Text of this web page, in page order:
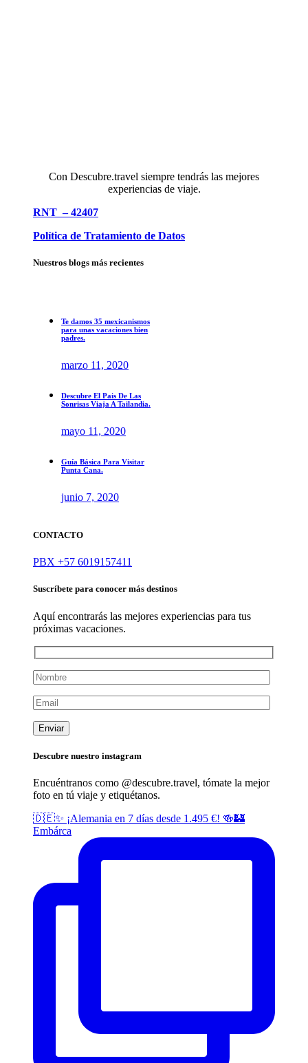
Con Descubre.travel siempre tendrás las mejores
experiencias de viaje.
RNT – 42407
Política de Tratamiento de Datos
Nuestros blogs más recientes
Te damos 35 mexicanismos
para unas vacaciones bien
padres.
marzo 11, 2020
Descubre El Pais De Las
Sonrisas Viaja A Tailandia.
mayo 11, 2020
Guía Básica Para Visitar
Punta Cana.
junio 7, 2020
CONTACTO
PBX +57 6019157411
Suscríbete para conocer más destinos
Aquí encontrarás las mejores experiencias para tus
próximas vacaciones.
Descubre nuestro instagram
Encuéntranos como @descubre.travel, tómate la mejor
foto en tú viaje y etiquétanos.
🇩🇪✨ ¡Alemania en 7 días desde 1.495 €! 🍻🏰
Embárca